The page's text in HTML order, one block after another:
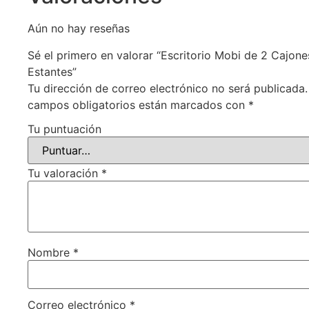
Aún no hay reseñas
Sé el primero en valorar “Escritorio Mobi de 2
Estantes”
Tu dirección de correo electrónico no será publicada.
campos obligatorios están marcados con *
Tu puntuación
Tu valoración *
Nombre *
Correo electrónico *